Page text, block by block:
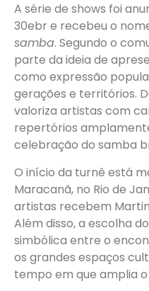
A série de shows foi
30ebr e recebeu o
samba. Segundo o
parte da ideia de
como expressão
gerações e territórios.
valoriza artistas com
repertórios
celebração do samba
O início da turnê está
Maracanã, no Rio de
artistas recebem
Além disso, a escolha
simbólica entre o
os grandes espaços
tempo em que amplia